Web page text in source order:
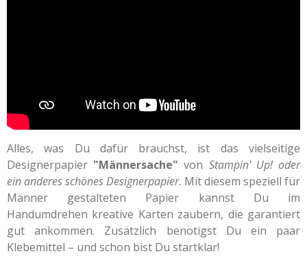
Alles, was Du dafür brauchst, ist das vielseitige
Designerpapier "Männersache" von Stampin' Up! oder
ein anderes schönes Designerpapier. Mit diesem speziell für
Männer gestalteten Papier kannst Du im
Handumdrehen kreative Karten zaubern, die garantiert
gut ankommen. Zusätzlich benötigst Du ein paar
Klebemittel – und schon bist Du startklar!